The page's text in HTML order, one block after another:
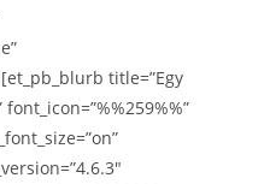
title=”Egy